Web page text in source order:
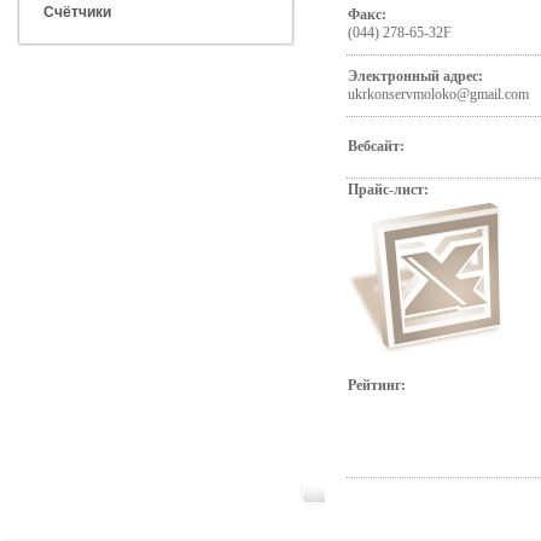
Счётчики
Факс:
(044) 278-65-32F
Электронный адрес:
ukrkonservmoloko@gmail.com
Вебсайт:
Прайс-лист:
Рейтинг: